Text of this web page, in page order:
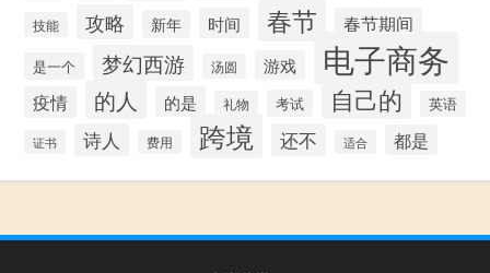
技能 攻略 新年 时间 春节 春节期间
是一个 梦幻西游 汤圆 游戏 电子商务
疫情 的人 的是 礼物 考试 自己的 英语
证书 诗人 费用 跨境 还不 适合 都是